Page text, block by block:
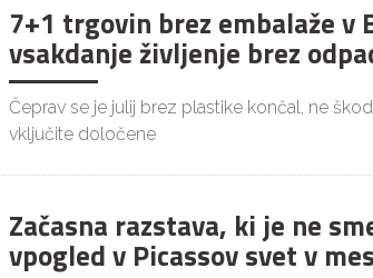
7+1 trgovin brez embalaže v
vsakdanje življenje brez
Čeprav se je julij brez plastike končal, ne
vključite določene
Začasna razstava, ki je ne
vpogled v Picassov svet v